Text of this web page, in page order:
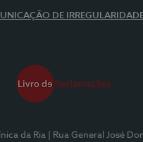
DE
da Ria
| Rua General José